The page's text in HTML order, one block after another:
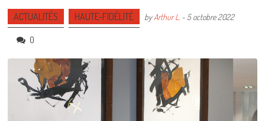
ACTUALITÉS HAUTE-FIDÉLITÉ byArthur L. - 5 octobre 2022
0